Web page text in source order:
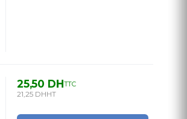
25,50 DHTTC
21,25 DHHT